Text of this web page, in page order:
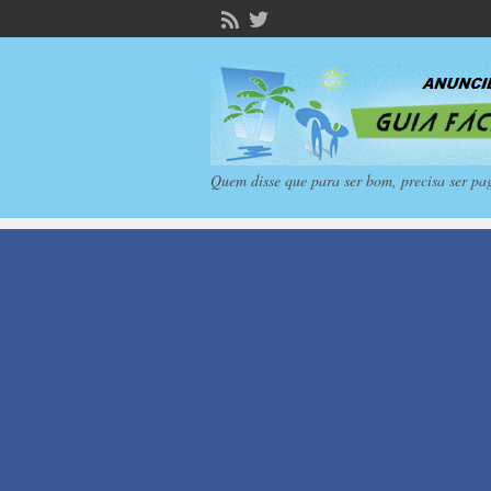
Quem disse que para ser bom, precisa ser